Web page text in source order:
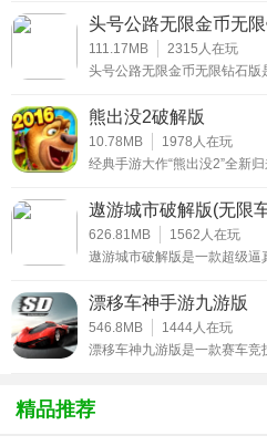
到达等级20!开快，打败你的对
获得更多的得分XP，提高你的
界，12个赛道和3种游戏模式!
感受不同的，具有挑战性的世界
试每个游戏模式!
游戏特色
玩家需要在作品中不断的升级，
游戏中为玩家制作设定了极具
作品中加入了很多不同的游戏
图。
在作品中还能自定义自己车辆的
各种练习模式，无论是你是一
个竞速花飞大佬都可以进行体
不懂外语的玩家可以更加了解
的翻译，让你在体验乐趣的
头号公路无限金币无
111.17MB 2315 人在玩
头号公路无限金币无限钻石
上喜欢赛车的朋友们一起加入
和路线，体验前所未有的竞技
障碍物。精彩不容错过，感兴
号公路无限金币破解版游戏体
熊出没2破解版
10.78MB 1978 人在玩
经典手游大作“熊出没2”全新
让人捧腹大笑的游戏对白，极
萌宠坐骑，震撼视觉的华丽特
角色设计及更多的游戏玩法都
根据同名动漫改编，官方正
遨游城市破解版(无限
626.81MB 1562 人在玩
遨游城市破解版是一款超级
景，采用了最新的3D游戏引
实，让你感受到真
漂移车神手游九游版
546.8MB 1444人在玩
漂移车神九游版是一款赛车
因为现在QQ飞车手游和狂野
雄互娱再出一个赛车游戏很容
精品推荐